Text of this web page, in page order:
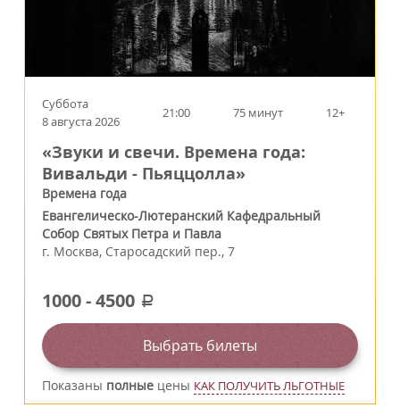
Суббота
8 августа 2026
21:00 75 минут 12+
«Звуки и свечи. Времена года:
Вивальди - Пьяццолла»
Времена года
Евангелическо-Лютеранский Кафедральный
Собор Святых Петра и Павла
г. Москва, Старосадский пер., 7
1000-4500 a
Выбрать билеты
Показаны полные цены КАК ПОЛУЧИТЬ ЛЬГОТНЫЕ